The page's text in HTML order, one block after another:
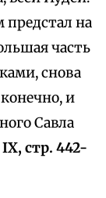
предстал на
часть
снова
и
Савла
стр. 442-